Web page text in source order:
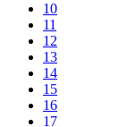
10
11
12
13
14
15
16
17